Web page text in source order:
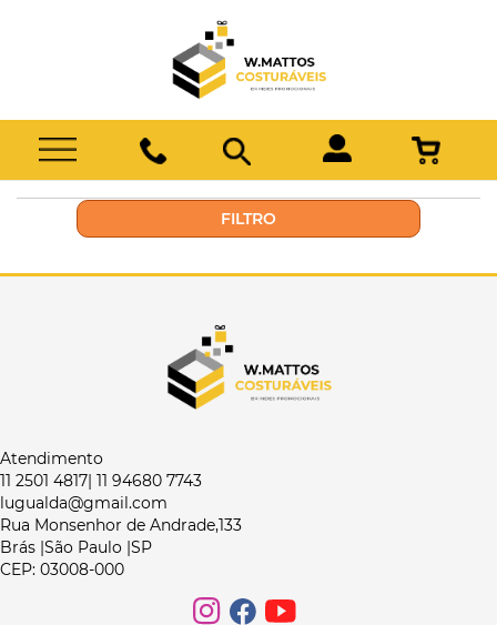
FILTRO
Atendimento
11 2501 4817| 11 94680 7743
lugualda@gmail.com
Rua Monsenhor de Andrade,133
Brás |São Paulo |SP
CEP: 03008-000